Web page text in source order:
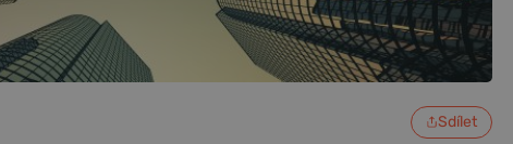
Sdílet